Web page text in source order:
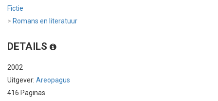
Fictie
> Romans en literatuur
DETAILS
2002
Uitgever: Areopagus
416 Paginas